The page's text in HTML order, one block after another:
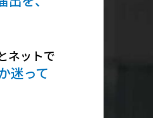
ネットで
迷って